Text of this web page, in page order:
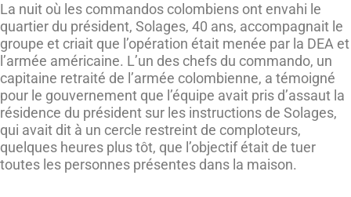
La nuit où les commandos colombiens ont envahi le
quartier du président, Solages, 40 ans, accompagnait le
groupe et criait que l’opération était menée par la DEA et
l’armée américaine. L’un des chefs du commando, un
capitaine retraité de l’armée colombienne, a témoigné
pour le gouvernement que l’équipe avait pris d’assaut la
résidence du président sur les instructions de Solages,
qui avait dit à un cercle restreint de comploteurs,
quelques heures plus tôt, que l’objectif était de tuer
toutes les personnes présentes dans la maison.